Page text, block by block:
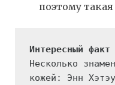
поэтому
Несколько
кожей: Энн